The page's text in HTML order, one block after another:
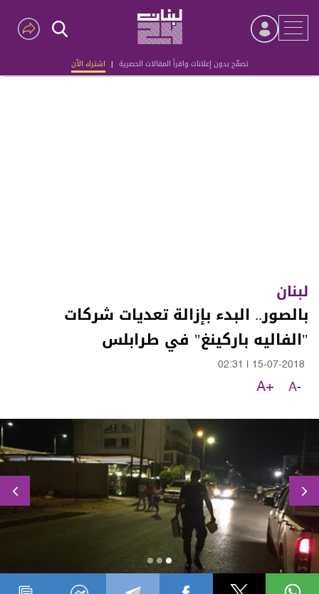
تصفّح بدون إعلانات واقرأ المقالات الحصرية | اشترك الآن
Advertisement
لبنان
بالصور.. البدء بإزالة تعديات شركات
"الفاليه باركينغ" في طرابلس
15-07-2018
02:31
A-
A+